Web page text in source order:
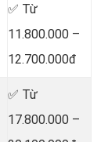
✅ Từ
11.800.000 –
12.700.000đ
✅ Từ
17.800.000 –